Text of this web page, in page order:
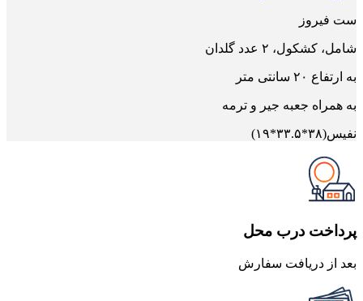
ست فیروز
شامل، کشکول، ۲ عدد گلدان
به ارتفاع ۲۰ سانتی متر
به همراه جعبه جیر و ترمه
نفیس(۳۸*۳۳.۵*۱۹)
پرداخت درب محل
بعد از دریافت سفارش